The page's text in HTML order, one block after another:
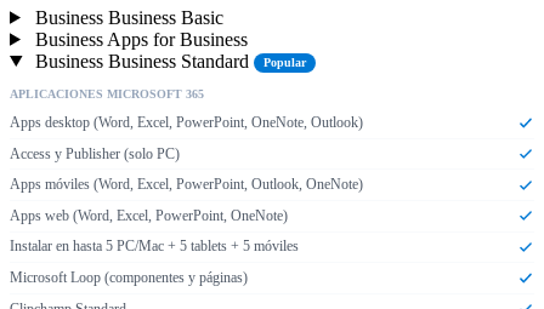
Business Business Basic
Business Apps for Business
Business Business Standard
Popular
APLICACIONES MICROSOFT 365
Apps desktop (Word, Excel, PowerPoint, OneNote, Outlook)
Access y Publisher (solo PC)
Apps móviles (Word, Excel, PowerPoint, Outlook, OneNote)
Apps web (Word, Excel, PowerPoint, OneNote)
Instalar en hasta 5 PC/Mac + 5 tablets + 5 móviles
Microsoft Loop (componentes y páginas)